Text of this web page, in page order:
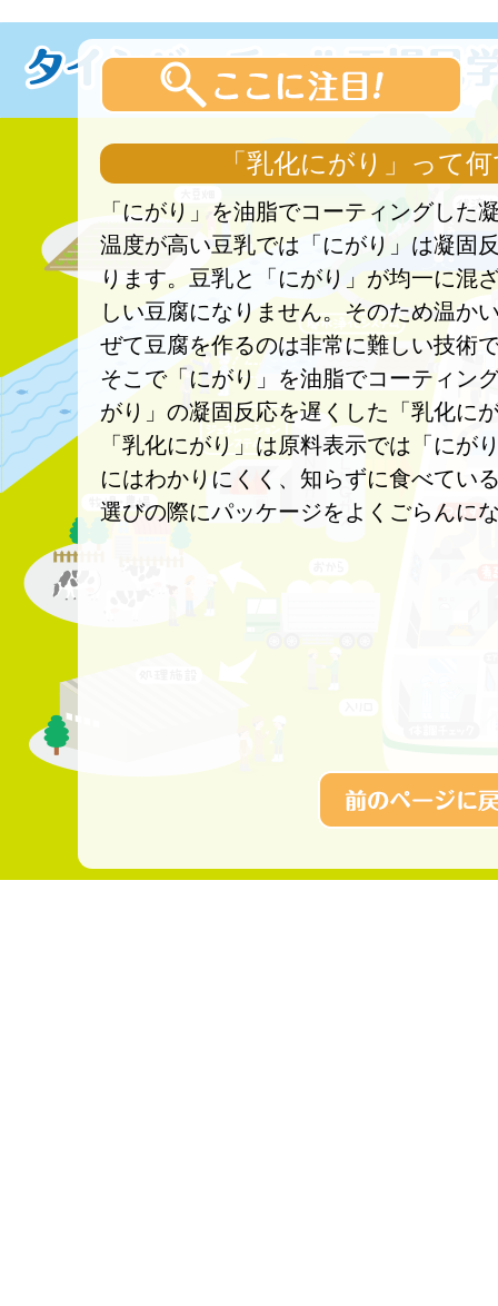
「乳化にがり」って
「にがり」を油脂でコーティングした
温度が高い豆乳では「にがり」は凝固
ります。豆乳と「にがり」が均一に混
しい豆腐になりません。そのため温か
ぜて豆腐を作るのは非常に難しい技術
そこで「にがり」を油脂でコーティン
がり」の凝固反応を遅くした「乳化に
「乳化にがり」は原料表示では「にが
にはわかりにくく、知らずに食べてい
選びの際にパッケージをよくごらんに